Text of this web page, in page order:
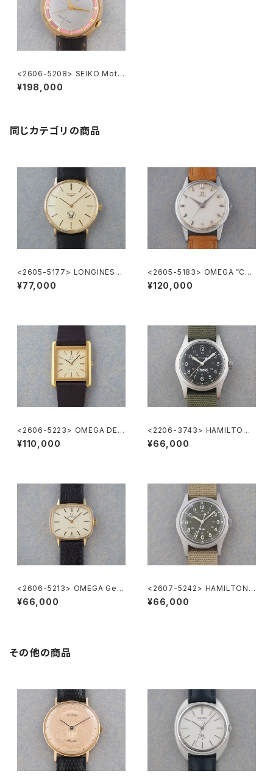
<2606-5208> SEIKO Moto
rist
¥198,000
同じカテゴリの商品
<2605-5177> LONGINES
”大正製薬”
¥77,000
<2605-5183> OMEGA ”Cal.
285"
¥120,000
<2606-5223> OMEGA DE V
ILLE
¥110,000
<2206-3743> HAMILTON
Khaki
¥66,000
<2606-5213> OMEGA Gen
eve
¥66,000
<2607-5242> HAMILTON
Khaki Nature
¥66,000
その他の商品